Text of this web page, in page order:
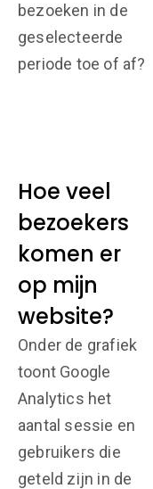
bezoeken in de
geselecteerde
periode toe of af?
Hoe veel
bezoekers
komen er
op mijn
website?
Onder de grafiek
toont Google
Analytics het
aantal sessie en
gebruikers die
geteld zijn in de